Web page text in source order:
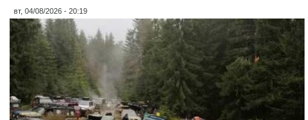
вт, 04/08/2026 - 20:19